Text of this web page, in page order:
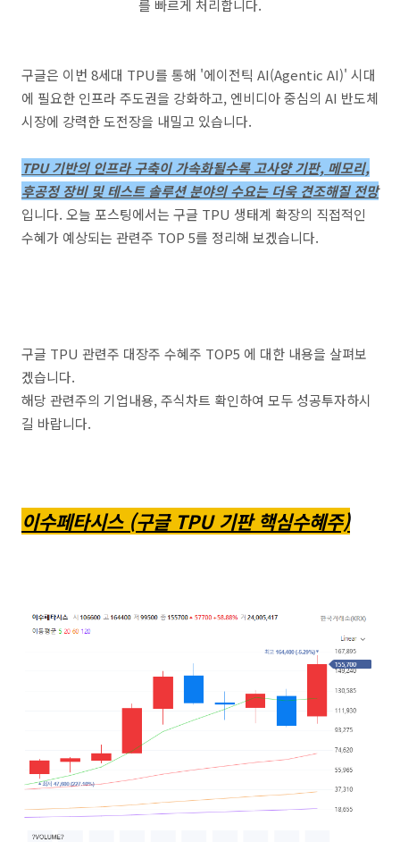
를 빠르게 처리합니다.
구글은 이번 8세대 TPU를 통해 '에이전틱 AI(Agentic AI)' 시대
에 필요한 인프라 주도권을 강화하고, 엔비디아 중심의 AI 반도체
시장에 강력한 도전장을 내밀고 있습니다.
TPU 기반의 인프라 구축이 가속화될수록 고사양 기판, 메모리,
후공정 장비 및 테스트 솔루션 분야의 수요는 더욱 견조해질 전망
입니다. 오늘 포스팅에서는 구글 TPU 생태계 확장의 직접적인
수혜가 예상되는 관련주 TOP 5를 정리해 보겠습니다.
구글 TPU 관련주 대장주 수혜주 TOP5 에 대한 내용을 살펴보
겠습니다.
해당 관련주의 기업내용, 주식차트 확인하여 모두 성공투자하시
길 바랍니다.
이수페타시스 (구글 TPU 기판 핵심수혜주)